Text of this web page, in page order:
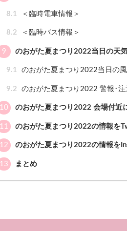
8.1 ＜臨時電車情報＞
8.2 ＜臨時バス情報＞
9 のおがた夏まつり2022当日の天
9.1 のおがた夏まつり2022当日の
9.2 のおがた夏まつり2022 警報･注
10 のおがた夏まつり2022 会場付近
11 のおがた夏まつり2022の情報を
12 のおがた夏まつり2022の情報を
13 まとめ